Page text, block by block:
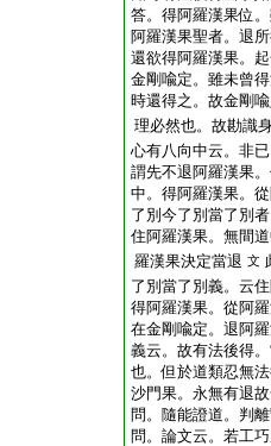
答。得阿羅漢果位
阿羅漢果聖者。退
還欲得阿羅漢果。
金剛喩定。雖未曾
時還得之。故金剛
理必然也。故勘識
心有八向中云。非
謂先不退阿羅漢果
中。得阿羅漢果。
了別今了別當了別
住阿羅漢果。無間
羅漢果決定當退 文
了別當了別義。云
得阿羅漢果。從阿
在金剛喩定。退阿
義云。故有法後得
也。但於道類忍無
沙門果。永無有退
問。隨能證道。判
問。論文云。若工